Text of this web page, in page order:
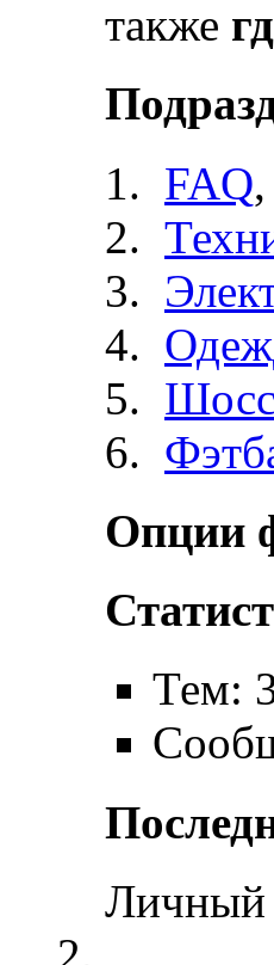
также
FAQ,
Опции
Тем:
Личный